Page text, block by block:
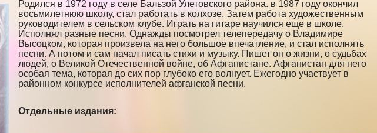
Родился в 1972 году в селе Бальзой Улетовского района. в 1987 году окончил
восьмилетнюю школу, стал работать в колхозе. Затем работа художественным
руководителем в сельском клубе. Играть на гитаре научился еще в школе.
Исполнял разные песни. Однажды посмотрел телепередачу о Владимире
Высоцком, которая произвела на него большое впечатление, и стал исполнять
песни. А потом и сам начал писать стихи и музыку. Пишет он о жизни, о судьбах
людей, о Великой Отечественной войне, об Афганистане. Афганистан для него
особая тема, которая до сих пор глубоко его волнует. Ежегодно участвует в
районном конкурсе исполнителей афганской песни.
Отдельные издания: